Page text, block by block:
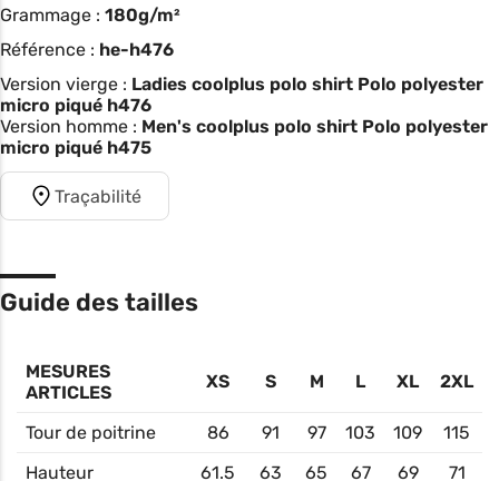
Grammage : 180g/m²
Référence : he-h476
Version vierge : Ladies coolplus polo shirt Polo polyester
micro piqué h476
Version homme : Men's coolplus polo shirt Polo polyester
micro piqué h475
Traçabilité
Guide des tailles
MESURES
ARTICLES
XS S M L XL 2XL
Tour de poitrine 86 91 97 103 109
115
Hauteur
61.5 63 65 67 69
71